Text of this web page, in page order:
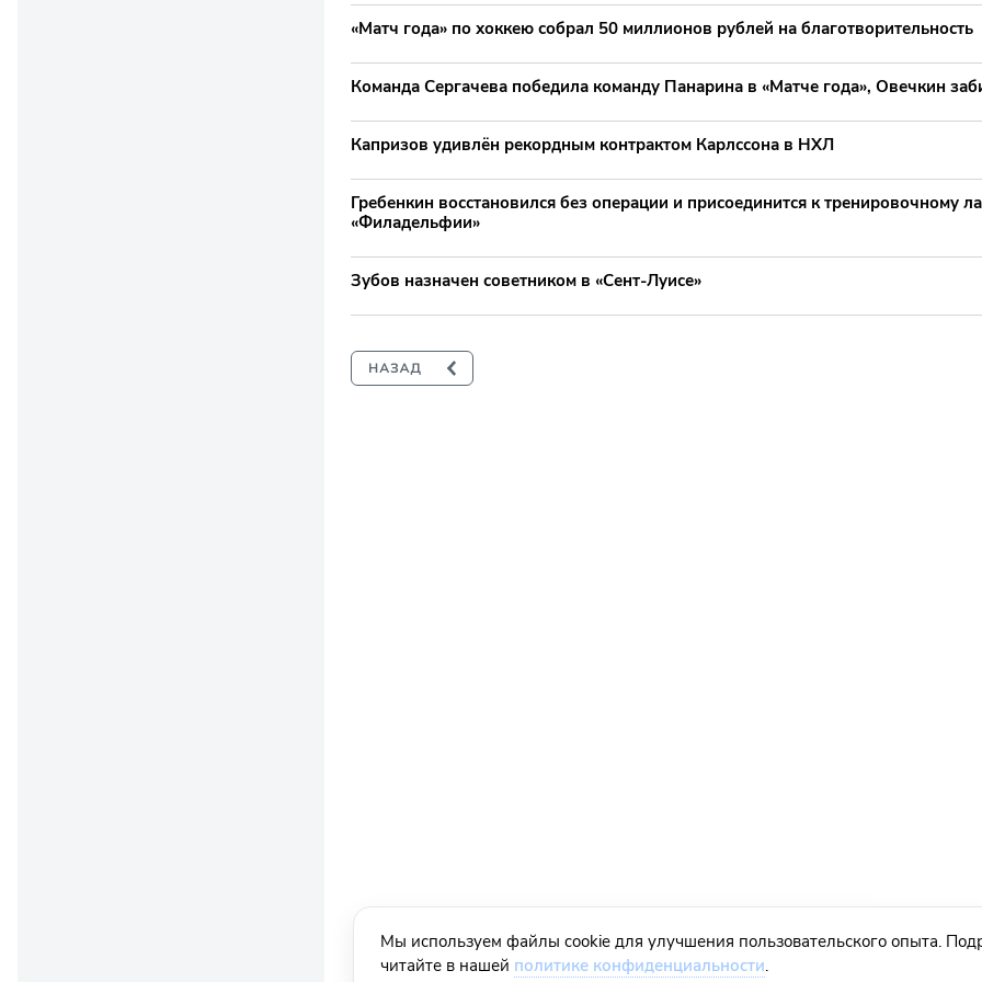
«Матч года» по хоккею собрал 50 миллионов рублей на благотворительность
Команда Сергачева победила команду Панарина в «Матче года», Овечкин
Капризов удивлён рекордным контрактом Карлссона в НХЛ
Гребенкин восстановился без операции и присоединится к тренировочному
«Филадельфии»
Зубов назначен советником в «Сент-Луисе»
Мы используем файлы cookie для улучшения пользовательского опыта.
читайте в нашей политике конфиденциальности.